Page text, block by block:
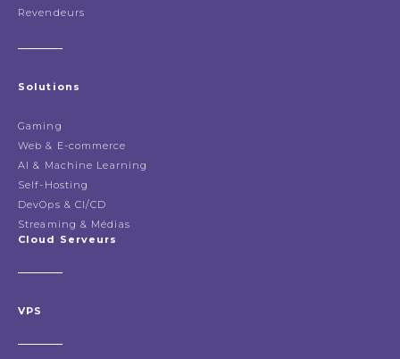
Revendeurs
Solutions
Gaming
Web & E-commerce
AI & Machine Learning
Self-Hosting
DevOps & CI/CD
Streaming & Médias
Cloud Serveurs
VPS